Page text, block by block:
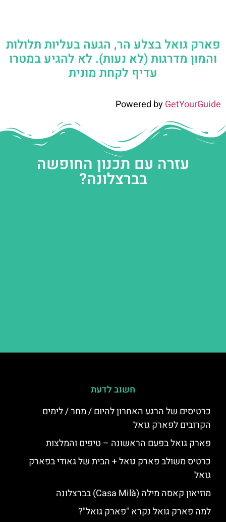
פארק גואל בצלע הר, הגעה בעליות תלולות
והמון מדרגות (לא נעות). לא להגיע במטרו
עדיף לקחת מונית
Powered byGetYourGuide
עזרה עם תכנון החופשה
בברצלונה?
חשוב לדעת
כרטיסים של הרגע האחרון להיום / מחר / לימים
הקרובים לפארק גואל
פארק גואל בפעם הראשונה – טיפים והמלצות
כרטיס משולב פארק גואל + הבית של גאודי בפארק
גואל
מוזיאון קאסה מילה (Casa Milà) בברצלונה
למה פארק גואל נקרא "פארק גואל"?